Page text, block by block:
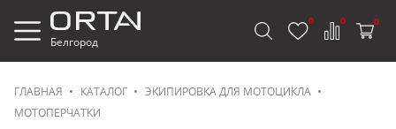
Белгород
0 0 0
ГЛАВНАЯ КАТАЛОГ
ЭКИПИРОВКА ДЛЯ МОТОЦИКЛА
МОТОПЕРЧАТКИ